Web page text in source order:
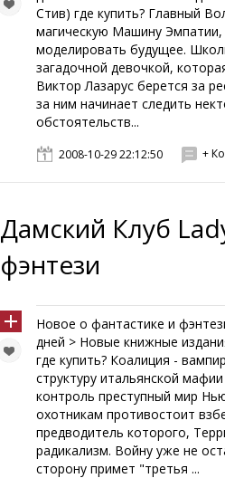
Стив) где купить? Главный
магическую Машину
моделировать будущее.
загадочной девочкой,
Виктор Лазарус берется за
за ним начинает следить
обстоятельств...
2008-10-29 22:12:50 +
Дамский Клуб
фэнтези
Новое о фантастике и
дней > Новые книжные
где купить? Коалиция -
структуру итальянской
контроль преступный мир
охотникам противостоит
предводитель которого,
радикализм. Войну уже не
сторону примет "третья ...